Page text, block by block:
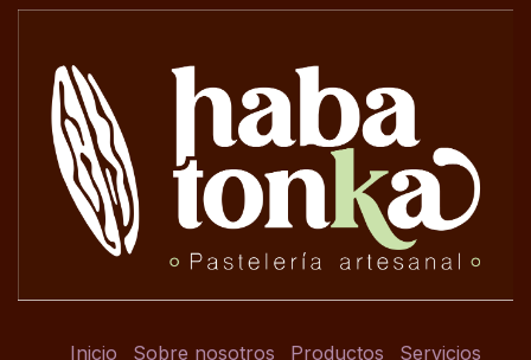
Inicio Sobre nosotros Productos Servicios